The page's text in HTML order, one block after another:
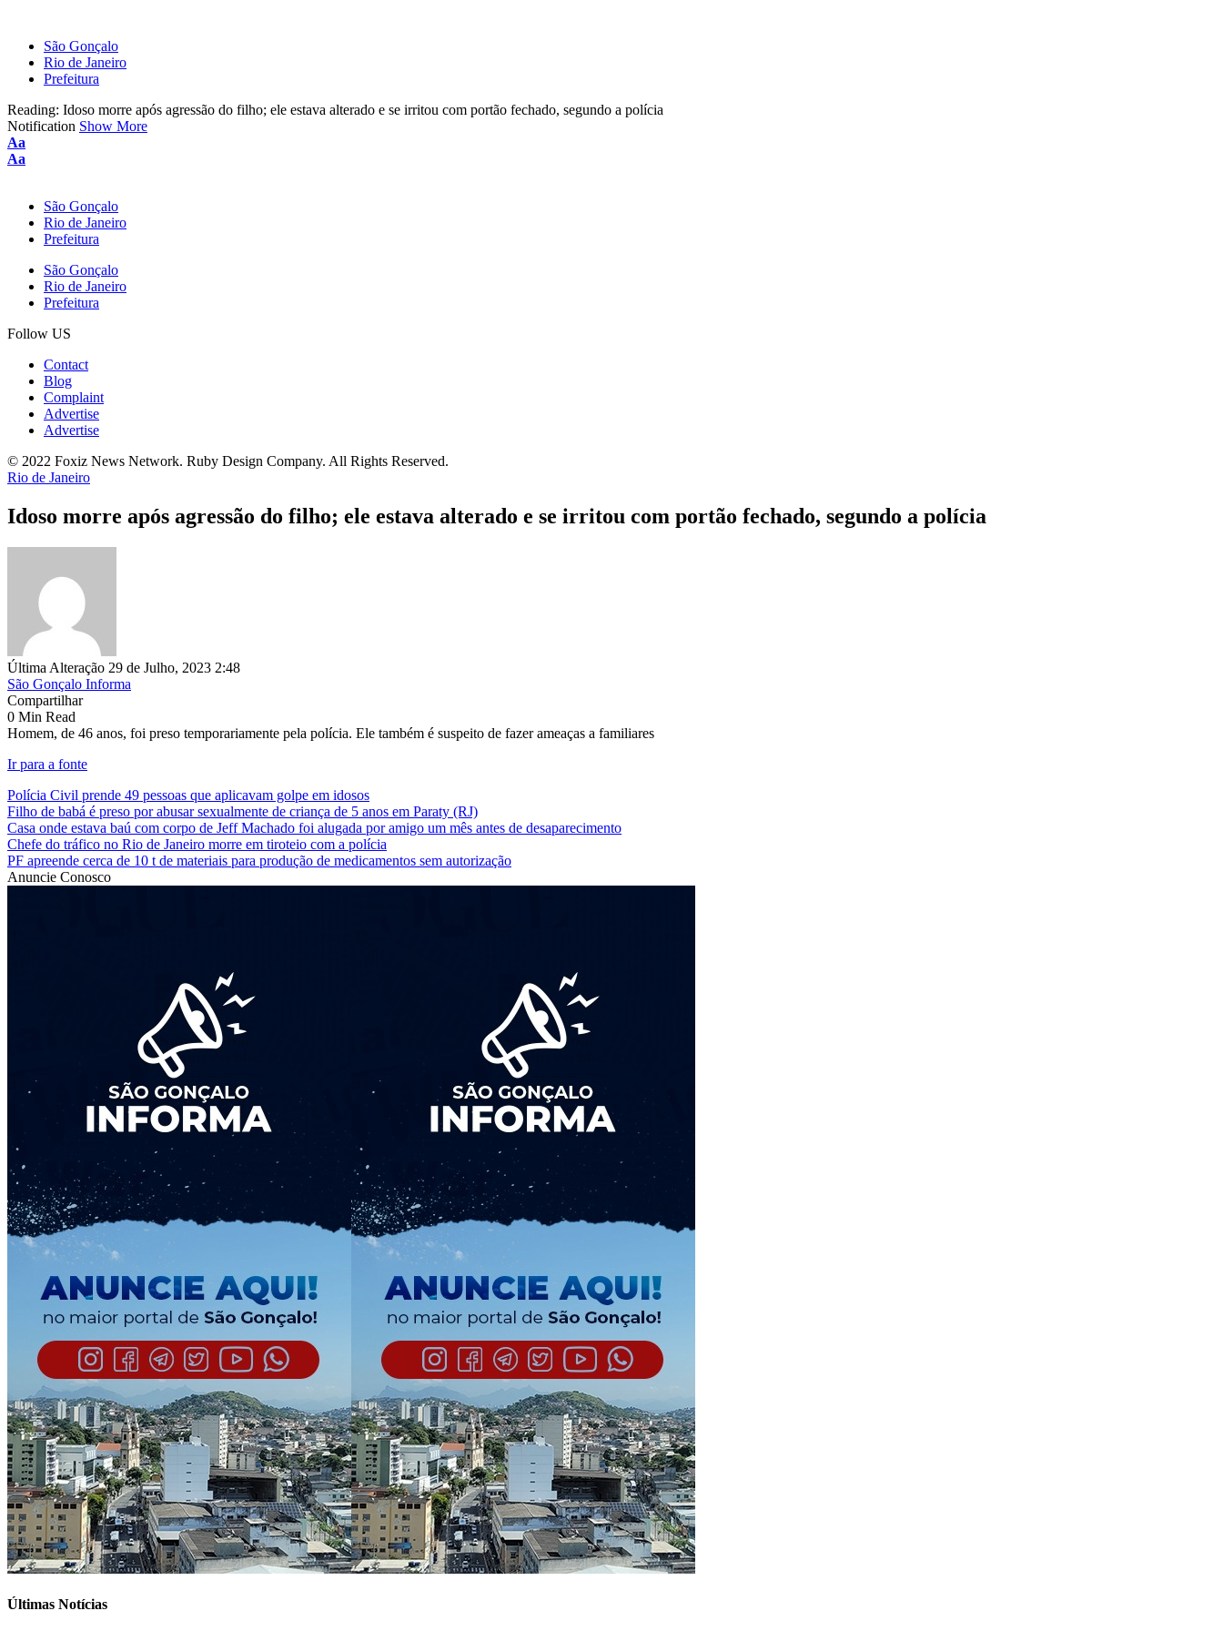
São Gonçalo
Rio de Janeiro
Prefeitura
Reading: Idoso morre após agressão do filho; ele estava alterado e se irritou com portão fechado, segundo a polícia
Notification Show More
Font
Resizer
Aa
Font
Aa
São Gonçalo
Rio de Janeiro
Prefeitura
São Gonçalo
Rio de Janeiro
Prefeitura
Follow US
Contact
Blog
Complaint
Advertise
Advertise
© 2022 Foxiz News Network. Ruby Design Company. All Rights Reserved.
Rio de Janeiro
Idoso morre após agressão do filho; ele estava alterado e se irritou com portão fechado, segundo a polícia
Última Alteração 29 de Julho, 2023 2:48
São Gonçalo Informa
Compartilhar
0 Min Read
Homem, de 46 anos, foi preso temporariamente pela polícia. Ele também é suspeito de fazer ameaças a familiares
Ir para a fonte
Polícia Civil prende 49 pessoas que aplicavam golpe em idosos
Filho de babá é preso por abusar sexualmente de criança de 5 anos em Paraty (RJ)
Casa onde estava baú com corpo de Jeff Machado foi alugada por amigo um mês antes de desaparecimento
Chefe do tráfico no Rio de Janeiro morre em tiroteio com a polícia
PF apreende cerca de 10 t de materiais para produção de medicamentos sem autorização
Anuncie Conosco
Últimas Notícias